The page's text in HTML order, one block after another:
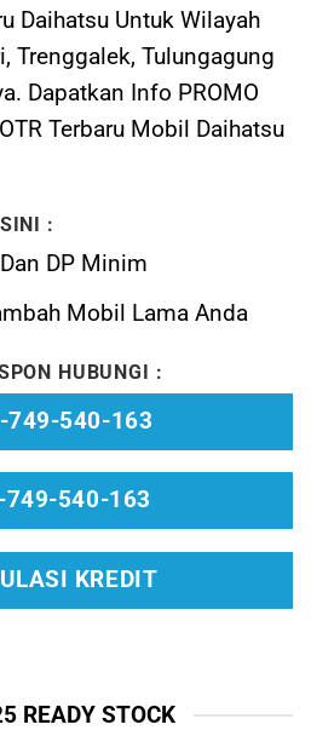
Daihatsu Untuk Wilayah
Trenggalek, Tulungagung
Dapatkan Info PROMO
Terbaru Mobil Daihatsu
:
DP Minim
Mobil Lama Anda
HUBUNGI :
749-540-163
540-163
KREDIT
READY STOCK